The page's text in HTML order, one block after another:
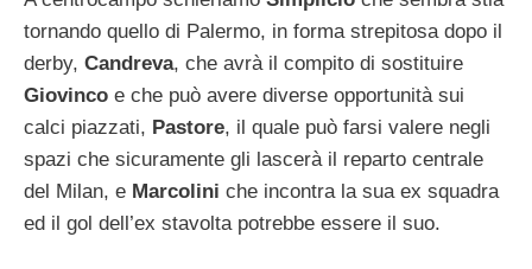
tornando quello di Palermo, in forma strepitosa dopo il
derby, Candreva, che avrà il compito di sostituire
Giovinco e che può avere diverse opportunità sui
calci piazzati, Pastore, il quale può farsi valere negli
spazi che sicuramente gli lascerà il reparto centrale
del Milan, e Marcolini che incontra la sua ex squadra
ed il gol dell’ex stavolta potrebbe essere il suo.